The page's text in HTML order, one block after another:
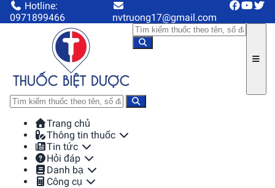
Hotline:
0971899466
nvtruong17@gmail.com
Trang chủ
Thông tin thuốc
Tin tức
Hỏi đáp
Danh bạ
Công cụ